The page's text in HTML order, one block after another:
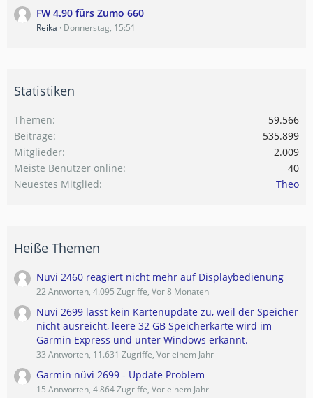
FW 4.90 fürs Zumo 660
Reika Donnerstag, 15:51
Statistiken
Themen
59.566
Beiträge
535.899
Mitglieder
2.009
Meiste Benutzer online
40
Neuestes Mitglied
Theo
Heiße Themen
Nüvi 2460 reagiert nicht mehr auf Displaybedienung
22 Antworten, 4.095 Zugriffe, Vor 8 Monaten
Nüvi 2699 lässt kein Kartenupdate zu, weil der Speicher
nicht ausreicht, leere 32 GB Speicherkarte wird im
Garmin Express und unter Windows erkannt.
33 Antworten, 11.631 Zugriffe, Vor einem Jahr
Garmin nüvi 2699 - Update Problem
15 Antworten, 4.864 Zugriffe, Vor einem Jahr